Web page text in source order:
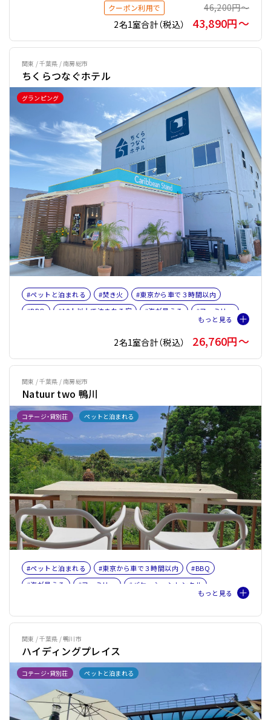
クーポン利用で
46,200円〜
2名1室合計（税込）
43,890円〜
グランピング
関東 / 千葉県 / 南房総市
ちくらつなぐホテル
#ペットと泊まれる #焚き火
#東京から車で３時間以内
#BBQ
#10人以上で泊まれる宿 #海が見える #ファミリー
2名1室合計（税込） 26,760円〜
コテージ・貸別荘 ペットと泊まれる
関東 / 千葉県 / 南房総市
Natuur two 鴨川
#ペットと泊まれる #東京から車で３時間以内
#BBQ
#海が見える
#ファミリー
#バケーションレンタル
コテージ・貸別荘 ペットと泊まれる
関東 / 千葉県 / 鴨川市
ハイディングプレイス